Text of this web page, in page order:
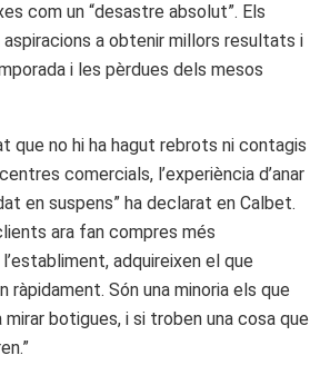
com un “desastre absolut”. Els
a obtenir millors resultats i
i les pèrdues dels mesos
que no hi ha hagut rebrots ni contagis
comercials, l’experiència d’anar
en suspens” ha declarat en Calbet.
ara fan compres més
adquireixen el que
ràpidament. Són una minoria els que
mirar botigues, i si troben una cosa que